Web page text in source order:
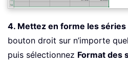
4. Mettez en forme les séries
bouton droit sur n’importe
puis sélectionnez Format des